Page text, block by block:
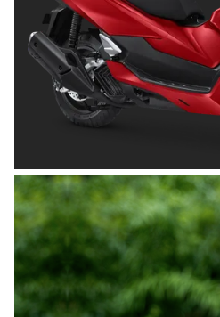
OTOMOTIF
Tips Memilih Helm yang
Pengendara Motor agar